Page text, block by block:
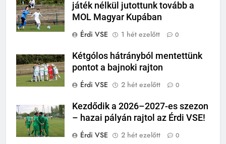
játék nélkül jutottunk tovább a
MOL Magyar Kupában
Érdi VSE
1 hét ezelőtt 0
Kétgólos hátrányból mentettünk
pontot a bajnoki rajton
Érdi VSE
2 hét ezelőtt 0
Kezdődik a 2026–2027-es szezon
– hazai pályán rajtol az Érdi VSE!
Érdi VSE
2 hét ezelőtt 0